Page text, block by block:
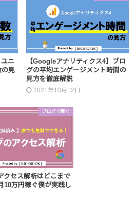
ニ
の見
【Googleアナリティクス4】ブロ
グの平均エンゲージメント時間の
見方を徹底解説
2021年10月12日
ブログで稼ぐ
クセス解析はどこまで
10万円稼ぐ僕が実践し